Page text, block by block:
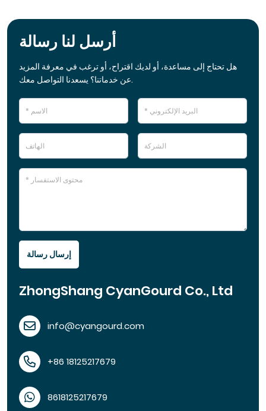
أرسل لنا رسالة
هل تحتاج إلى مساعدة، أو لديك اقتراح، أو ترغب في معرفة المزيد
عن خدماتنا؟ يسعدنا التواصل معك.
إرسال رسالة
ZhongShang CyanGourd Co., Ltd
info@cyangourd.com
+86 18125217679
8618125217679